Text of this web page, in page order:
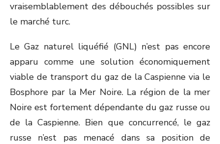
vraisemblablement des débouchés possibles sur
le marché turc.
Le Gaz naturel liquéfié (GNL) n’est pas encore
apparu comme une solution économiquement
viable de transport du gaz de la Caspienne via le
Bosphore par la Mer Noire. La région de la mer
Noire est fortement dépendante du gaz russe ou
de la Caspienne. Bien que concurrencé, le gaz
russe n’est pas menacé dans sa position de